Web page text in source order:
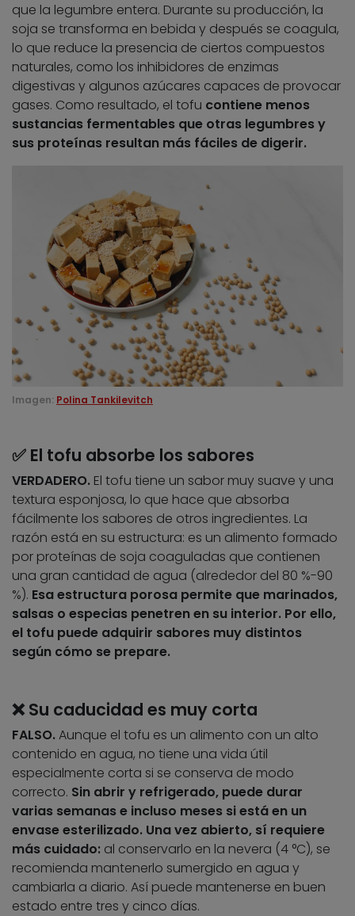
que la legumbre entera. Durante su producción, la
soja se transforma en bebida y después se coagula,
lo que reduce la presencia de ciertos compuestos
naturales, como los inhibidores de enzimas
digestivas y algunos azúcares capaces de provocar
gases. Como resultado, el tofu contiene menos
sustancias fermentables que otras legumbres y
sus proteínas resultan más fáciles de digerir.
Imagen: Polina Tankilevitch
✅ El tofu absorbe los sabores
VERDADERO. El tofu tiene un sabor muy suave y una
textura esponjosa, lo que hace que absorba
fácilmente los sabores de otros ingredientes. La
razón está en su estructura: es un alimento formado
por proteínas de soja coaguladas que contienen
una gran cantidad de agua (alrededor del 80 %-90
%). Esa estructura porosa permite que marinados,
salsas o especias penetren en su interior. Por ello,
el tofu puede adquirir sabores muy distintos
según cómo se prepare.
❌ Su caducidad es muy corta
FALSO.Aunque el tofu es un alimento con un alto
contenido en agua, no tiene una vida útil
especialmente corta si se conserva de modo
correcto. Sin abrir y refrigerado, puede durar
varias semanas e incluso meses si está en un
envase esterilizado. Una vez abierto, sí requiere
más cuidado: al conservarlo en la nevera (4 °C), se
recomienda mantenerlo sumergido en agua y
cambiarla a diario. Así puede mantenerse en buen
estado entre tres y cinco días.